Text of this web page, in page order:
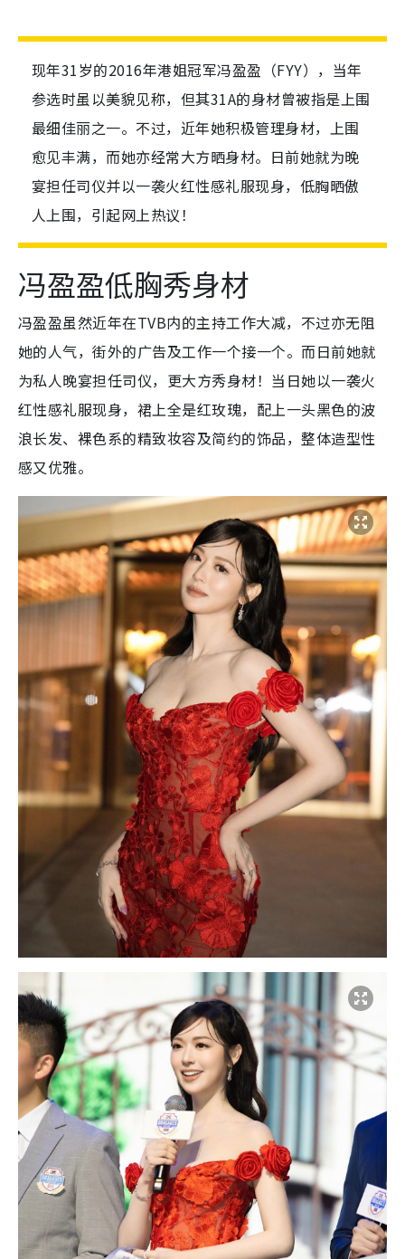
现年31岁的2016年港姐冠军冯盈盈（FYY），当年
参选时虽以美貌见称，但其31A的身材曾被指是上围
最细佳丽之一。不过，近年她积极管理身材，上围
愈见丰满，而她亦经常大方晒身材。日前她就为晚
宴担任司仪并以一袭火红性感礼服现身，低胸晒傲
人上围，引起网上热议！
冯盈盈低胸秀身材
冯盈盈虽然近年在TVB内的主持工作大减，不过亦无阻
她的人气，街外的广告及工作一个接一个。而日前她就
为私人晚宴担任司仪，更大方秀身材！当日她以一袭火
红性感礼服现身，裙上全是红玫瑰，配上一头黑色的波
浪长发、裸色系的精致妆容及简约的饰品，整体造型性
感又优雅。